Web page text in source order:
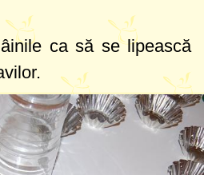
ca să se lipească